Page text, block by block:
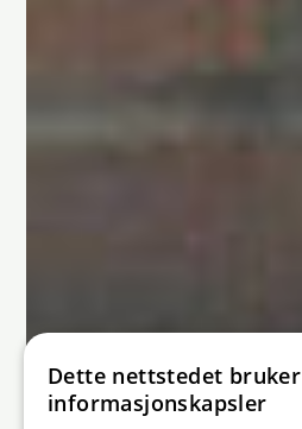
Dette nettstedet bruker
informasjonskapsler